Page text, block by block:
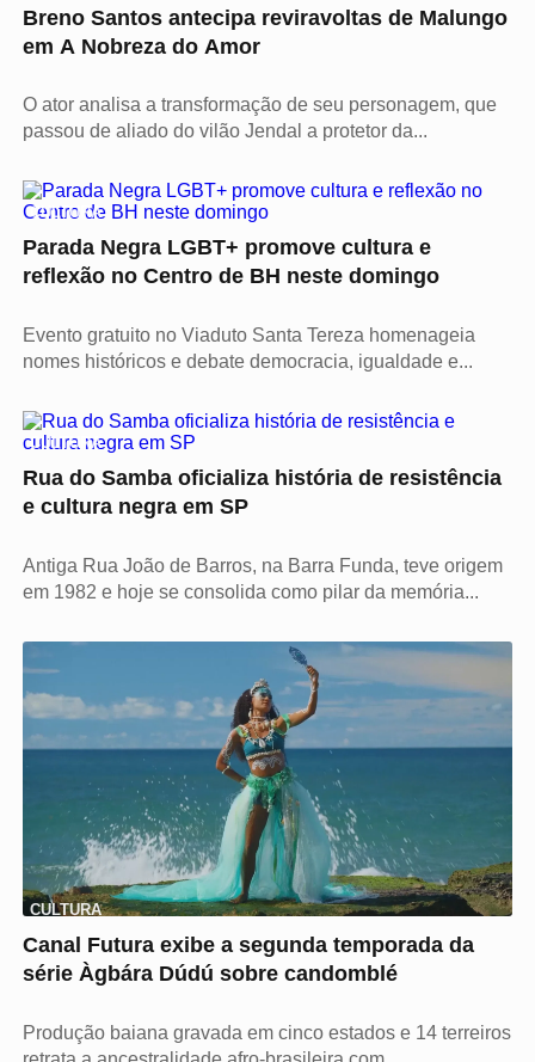
Breno Santos antecipa reviravoltas de Malungo
em A Nobreza do Amor
O ator analisa a transformação de seu personagem, que
passou de aliado do vilão Jendal a protetor da...
CULTURA
Parada Negra LGBT+ promove cultura e
reflexão no Centro de BH neste domingo
Evento gratuito no Viaduto Santa Tereza homenageia
nomes históricos e debate democracia, igualdade e...
CULTURA
Rua do Samba oficializa história de resistência
e cultura negra em SP
Antiga Rua João de Barros, na Barra Funda, teve origem
em 1982 e hoje se consolida como pilar da memória...
CULTURA
Canal Futura exibe a segunda temporada da
série Àgbára Dúdú sobre candomblé
Produção baiana gravada em cinco estados e 14 terreiros